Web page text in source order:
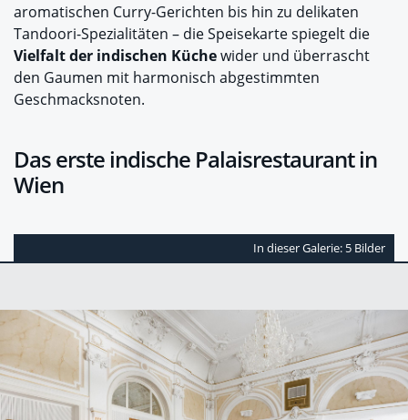
aromatischen Curry-Gerichten bis hin zu delikaten
Tandoori-Spezialitäten – die Speisekarte spiegelt die
Vielfalt der indischen Küchewider und überrascht
den Gaumen mit harmonisch abgestimmten
Geschmacksnoten.
Das erste indische Palaisrestaurant in
Wien
In dieser Galerie: 5 Bilder